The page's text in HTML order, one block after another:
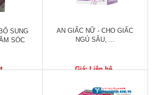
SUNG
SÓC
AN GIẤC NỮ - CHO GIẤC
NGỦ SÂU, ...
Giá: Liên hệ